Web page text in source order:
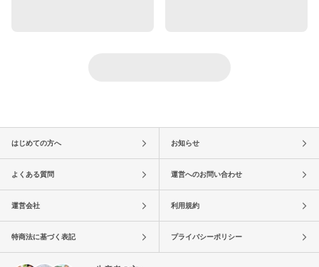
はじめての方へ お知らせ
よくある質問 運営へのお問い合わせ
運営会社 利用規約
特商法に基づく表記 プライバシーポリシー